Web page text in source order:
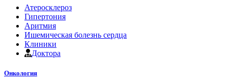
Атеросклероз
Гипертония
Аритмия
Ишемическая болезнь сердца
Клиники
Доктора
Онкология